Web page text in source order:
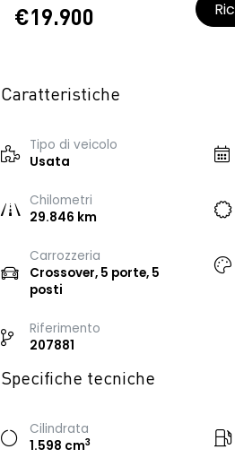
€19.900
Caratteristiche
Tipo di veicolo
Usata
Chilometri
29.846 km
Carrozzeria
Crossover, 5 porte, 5
posti
Riferimento
207881
Specifiche tecniche
Cilindrata
1.598 cm3